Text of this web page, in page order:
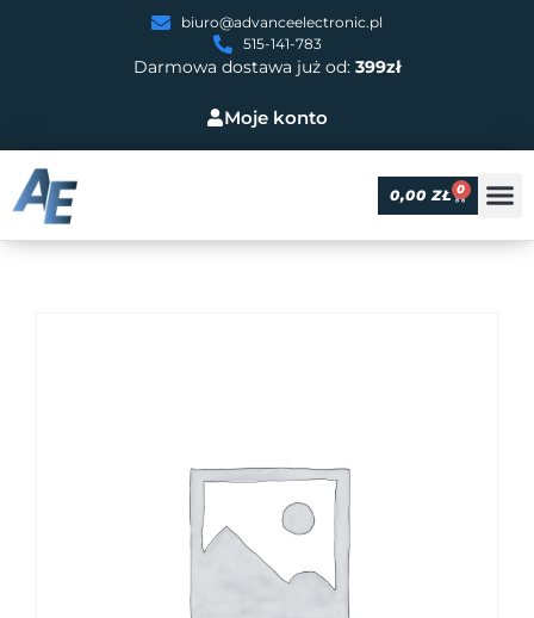
Moje konto
Darmowa dostawa już od: 399zł
biuro@advanceelectronic.pl
515-141-783
0,00 ZŁ 0